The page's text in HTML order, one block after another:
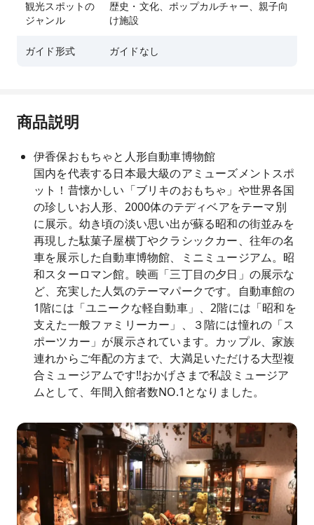
観光スポットの
ジャンル
歴史・文化、ポップカルチャー、親子向
け施設
ガイド形式 ガイドなし
商品説明
伊香保おもちゃと人形自動車博物館
国内を代表する日本最大級のアミューズメントスポ
ット！昔懐かしい「ブリキのおもちゃ」や世界各国
の珍しいお人形、2000体のテディベアをテーマ別
に展示。幼き頃の淡い思い出が蘇る昭和の街並みを
再現した駄菓子屋横丁やクラシックカー、往年の名
車を展示した自動車博物館、ミニミュージアム。昭
和スターロマン館。映画「三丁目の夕日」の展示な
ど、充実した人気のテーマパークです。自動車館の
1階には「ユニークな軽自動車」、2階には「昭和を
支えた一般ファミリーカー」、３階には憧れの「ス
ポーツカー」が展示されています。カップル、家族
連れからご年配の方まで、大満足いただける大型複
合ミュージアムです‼おかげさまで私設ミュージア
ムとして、年間入館者数NO.1となりました。